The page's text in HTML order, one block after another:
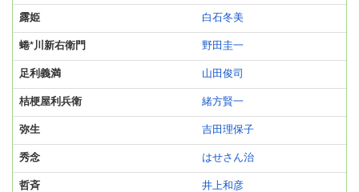
露姫 白石冬美
蜷*川新右衛門 野田圭一
足利義満 山田俊司
桔梗屋利兵衛 緒方賢一
弥生 吉田理保子
秀念 はせさん治
哲斉 井上和彦